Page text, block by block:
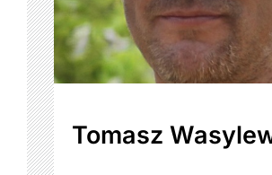
Tomasz